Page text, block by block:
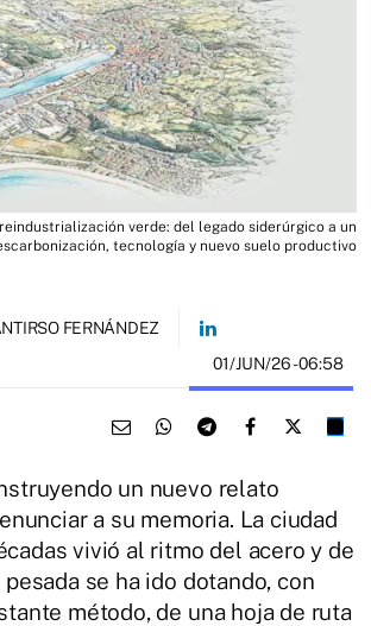
verde: del legado siderúrgico a un
tecnología y nuevo suelo productivo
FERNÁNDEZ
01/JUN/26- 06:58
un nuevo relato
a su memoria. La ciudad
vivió al ritmo del acero y de
se ha ido dotando, con
método, de una hoja de ruta